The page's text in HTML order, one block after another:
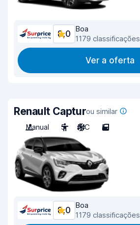
8,0
Boa
1179 classificações
Ver a oferta
Renault Capturou similar
Manual
5 A/C 5
8,0
Boa
1179 classificações